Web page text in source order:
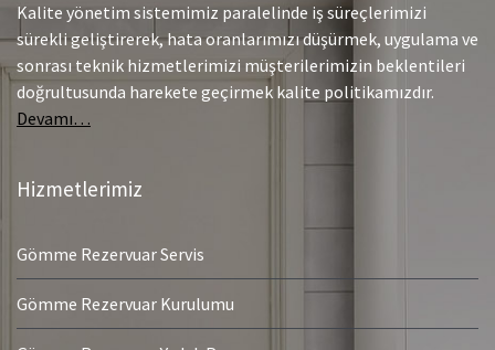
Kalite yönetim sistemimiz paralelinde iş süreçlerimizi
sürekli geliştirerek, hata oranlarımızı düşürmek, uygulama ve
sonrası teknik hizmetlerimizi müşterilerimizin beklentileri
doğrultusunda harekete geçirmek kalite politikamızdır.
Devamı…
Hizmetlerimiz
Gömme Rezervuar Servis
Gömme Rezervuar Kurulumu